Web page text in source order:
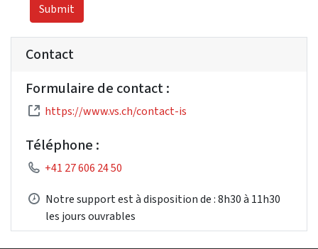
Submit
Contact
Formulaire de contact :
https://www.vs.ch/contact-is
Téléphone :
+41 27 606 24 50
Notre support est à disposition de : 8h30 à 11h30
les jours ouvrables